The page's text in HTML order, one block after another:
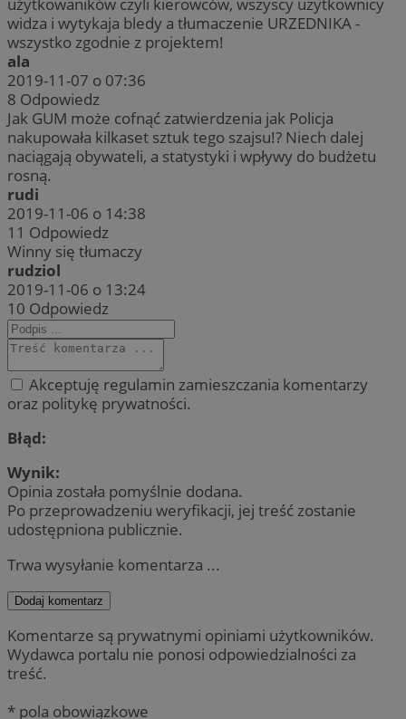
użytkowaników czyli kierowców, wszyscy uzytkownicy
widza i wytykaja bledy a tłumaczenie URZEDNIKA -
wszystko zgodnie z projektem!
ala
2019-11-07 o 07:36
8 Odpowiedz
Jak GUM może cofnąć zatwierdzenia jak Policja
nakupowała kilkaset sztuk tego szajsu!? Niech dalej
naciągają obywateli, a statystyki i wpływy do budżetu
rosną.
rudi
2019-11-06 o 14:38
11 Odpowiedz
Winny się tłumaczy
rudziol
2019-11-06 o 13:24
10 Odpowiedz
Akceptuję regulamin zamieszczania komentarzy
oraz politykę prywatności.
Błąd:
Wynik:
Opinia została pomyślnie dodana.
Po przeprowadzeniu weryfikacji, jej treść zostanie
udostępniona publicznie.
Trwa wysyłanie komentarza ...
Dodaj komentarz
Komentarze są prywatnymi opiniami użytkowników.
Wydawca portalu nie ponosi odpowiedzialności za
treść.
* pola obowiązkowe